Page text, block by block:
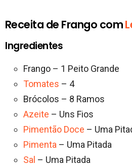
Receita de Frango com
Ingredientes
Frango – 1 Peito Grande
Tomates – 4
Brócolos – 8 Ramos
Azeite – Uns Fios
Pimentão Doce – Uma
Pimenta – Uma Pitada
Sal – Uma Pitada